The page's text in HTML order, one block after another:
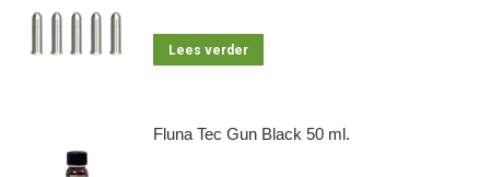
Lees verder
Fluna Tec Gun Black 50 ml.